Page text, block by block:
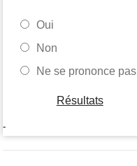
Oui
Non
Ne se prononce pas
Résultats
-